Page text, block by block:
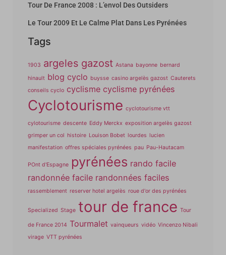
Tour De France 2008 : L’envol Des Outsiders
Le Tour 2009 Et Le Calme Plat Dans Les Pyrénées
Tags
1903 argeles gazost Astana bayonne bernard
hinault blog cyclo buysse casino argelès gazost Cauterets
conseils cyclo cyclisme cyclisme pyrénées
Cyclotourisme cyclotourisme vtt
cylotourisme descente Eddy Merckx exposition argelès gazost
grimper un col histoire Louison Bobet lourdes lucien
manifestation offres spéciales pyrénées pau Pau-Hautacam
POnt d'Espagne pyrénées rando facile
randonnée facile randonnées faciles
rassemblement reserver hotel argelès roue d'or des pyrénées
Specialized Stage tour de france Tour
de France 2014 Tourmalet vainqueurs vidéo Vincenzo Nibali
virage VTT pyrénées